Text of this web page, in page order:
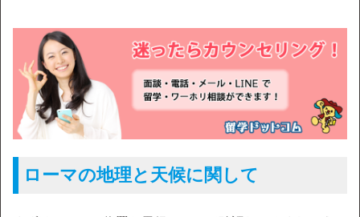
ローマの地理と天候に関して